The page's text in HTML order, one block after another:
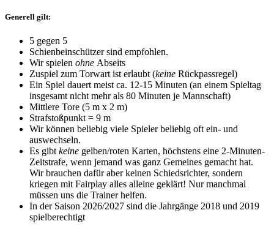
Generell gilt:
5 gegen 5
Schienbeinschützer sind empfohlen.
Wir spielen ohne Abseits
Zuspiel zum Torwart ist erlaubt (keine Rückpassregel)
Ein Spiel dauert meist ca. 12-15 Minuten (an einem Spieltag
insgesamt nicht mehr als 80 Minuten je Mannschaft)
Mittlere Tore (5 m x 2 m)
Strafstoßpunkt = 9 m
Wir können beliebig viele Spieler beliebig oft ein- und
auswechseln.
Es gibt keine gelben/roten Karten, höchstens eine 2-Minuten-
Zeitstrafe, wenn jemand was ganz Gemeines gemacht hat.
Wir brauchen dafür aber keinen Schiedsrichter, sondern
kriegen mit Fairplay alles alleine geklärt! Nur manchmal
müssen uns die Trainer helfen.
In der Saison 2026/2027 sind die Jahrgänge 2018 und 2019
spielberechtigt